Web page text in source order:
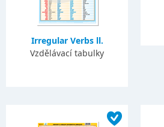
Irregular Verbs ll.
Vzdělávací tabulky